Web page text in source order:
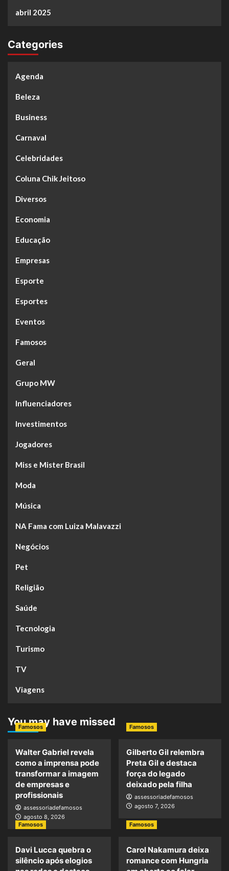
abril 2025
Categories
Agenda
Beleza
Business
Carnaval
Celebridades
Coluna Chik Jeitoso
Diversos
Economia
Educação
Empresas
Esporte
Esportes
Eventos
Famosos
Geral
Grupo MW
Influenciadores
Investimentos
Jogadores
Miss e Mister Brasil
Moda
Música
NA Fama com Luiza Malavazzi
Negócios
Pet
Religião
Saúde
Tecnologia
Turismo
TV
Viagens
You may have missed
Famosos
Walter Gabriel revela
como a imprensa pode
transformar a imagem
de empresas e
profissionais
assessoriadefamosos
agosto 8, 2026
Famosos
Gilberto Gil relembra
Preta Gil e destaca
força do legado
deixado pela filha
assessoriadefamosos
agosto 7, 2026
Famosos
Davi Lucca quebra o
silêncio após elogios
Famosos
Carol Nakamura deixa
romance com Hungria